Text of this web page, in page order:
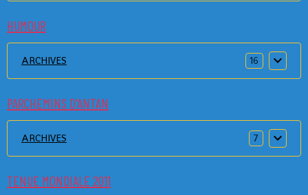
HUMOUR
ARCHIVES 16
PARCHEMINS D'ANTAN
ARCHIVES 7
TENUE MONDIALE 2011